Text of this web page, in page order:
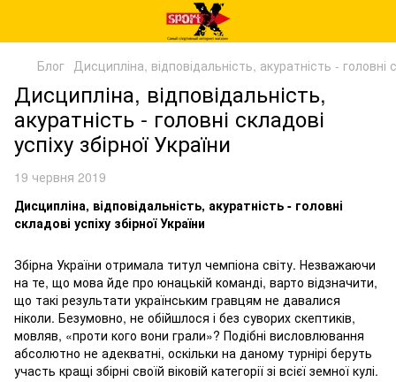
Блог Дисципліна, відповідальність, акуратність - головні
Дисципліна, відповідальність,
акуратність - головні складові
успіху збірної України
19 червня 2019
Дисципліна, відповідальність, акуратність - головні
складові успіху збірної України
Збірна України отримала титул чемпіона світу. Незважаючи
на те, що мова йде про юнацькій команді, варто відзначити,
що такі результати українським гравцям не давалися
ніколи. Безумовно, не обійшлося і без суворих скептиків,
мовляв, «проти кого вони грали»? Подібні висловлювання
абсолютно не адекватні, оскільки на даному турнірі беруть
участь кращі збірні своїй віковій категорії зі всієї земної кулі.